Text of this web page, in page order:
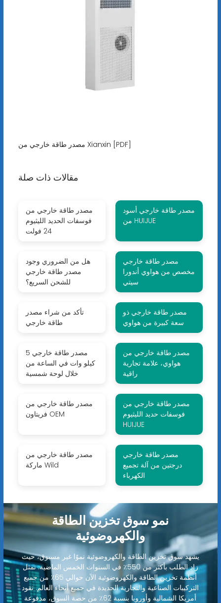
مصدر طاقة خارجي من Xianxin [PDF]
مقالات ذات صلة
مصدر طاقة خارجي من
فوسفات الحديد الليثيوم
24 فولت
مصدر طاقة خارجي أسود
من HUIJUE
هل من الضروري وجود
مصدر طاقة خارجي
للشحن السريع؟
مصدر طاقة خارجي
مخصص من هواوي أندورا
سيتي
تأكد من شراء مصدر
طاقة خارجي
مصدر طاقة خارجي ذو
سعة كبيرة من هواوي
مصدر طاقة خارجي 5
كيلو وات في الساعة من
خلال لوحة شمسية
مصدر طاقة خارجي من
هواوي، علامة تجارية
راقية
مصدر طاقة خارجي من
فريتاون OEM
مصدر طاقة خارجي من
فوسفات حديد الليثيوم
HUIJUE
مصدر طاقة خارجي من
ماركة Wild
مصدر طاقة خارجي
درجتين من آلة تجميع
الكهرباء
نمو سوق تخزين الطاقة
والكهروضوئية
يشهد سوق تخزين الطاقة والكهروضوئية نموًا غير مسبوق، حيث
زاد الطلب بأكثر من 550٪ في السنوات الخمس الماضية. تمثل
أنظمة تخزين الطاقة والكهروضوئية الآن حوالي 65٪ من جميع
التركيبات الصناعية والتجارية الجديدة في جميع أنحاء العالم. تقود
أمريكا الشمالية وأوروبا بنسبة 62٪ من حصة السوق، مدفوعة